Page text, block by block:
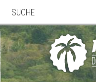
SUCHE